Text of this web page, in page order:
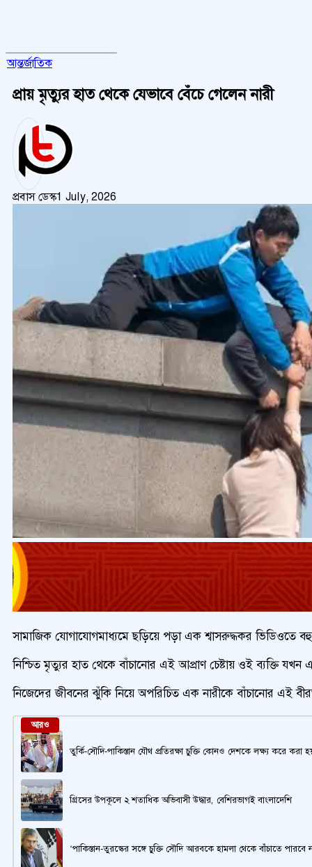
আন্তর্জাতিক
প্রায় মৃত্যুর হাত থেকে যেভাবে বেঁচে গেলেন নারী
প্রবাস ডেস্ক1 July, 2026
সামাজিক যোগাযোগমাধ্যমে ছড়িয়ে পড়া এক শ্বাসরুদ্ধকর ভিডিওতে
নিশ্চিত মৃত্যুর হাত থেকে বাঁচানোর এই আপ্রাণ চেষ্টায় ওই ব্যক্তি
নিজেদের জীবনের ঝুঁকি নিয়ে অপরিচিত এক নারীকে বাঁচানোর এই
আরও
তুর্কি-সৌদি-পাকিস্তান যৌথ প্রতিরক্ষা চুক্তি কোনও দেশকে লক্ষ্য করে করা
গ্রিসের উপকূলে ২ শতাধিক অভিবাসী উদ্ধার, বেশিরভাগই বাংলাদেশি
‘পাকিস্তান-তুরস্কের সঙ্গে চুক্তি সৌদি আরবকে হামলা থেকে বাঁচাতে পারবে